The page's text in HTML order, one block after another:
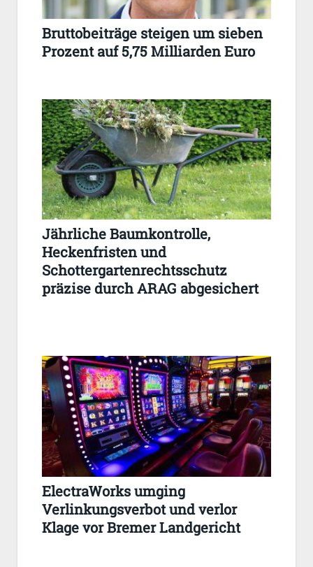
Bruttobeiträge steigen um sieben
Prozent auf 5,75 Milliarden Euro
Jährliche Baumkontrolle,
Heckenfristen und
Schottergartenrechtsschutz
präzise durch ARAG abgesichert
ElectraWorks umging
Verlinkungsverbot und verlor
Klage vor Bremer Landgericht